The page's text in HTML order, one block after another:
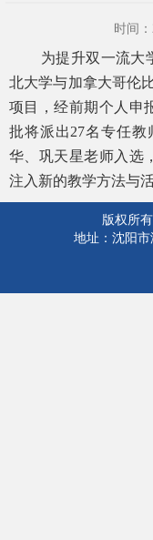
时间
为提升双一流大学
北大学与加拿大哥伦
项目，经前期个人申
批将派出27名专任教
华、巩天星老师入选
注入新的教学方法与
版权所
地址：沈阳